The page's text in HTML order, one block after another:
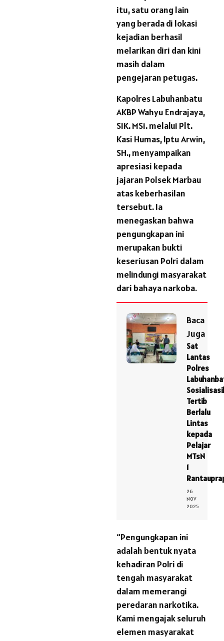
itu, satu orang lain
yang berada di lokasi
kejadian berhasil
melarikan diri dan kini
masih dalam
pengejaran petugas.
Kapolres Labuhanbatu
AKBP Wahyu Endrajaya,
SIK. MSi. melalui Plt.
Kasi Humas, Iptu Arwin,
SH., menyampaikan
apresiasi kepada
jajaran Polsek Marbau
atas keberhasilan
tersebut. Ia
menegaskan bahwa
pengungkapan ini
merupakan bukti
keseriusan Polri dalam
melindungi masyarakat
dari bahaya narkoba.
Baca
Juga
Sat
Lantas
Polres
Tertib
Berlalu
Lintas
kepada
Pelajar
MTsN
1
26
NOV
2025
“Pengungkapan ini
adalah bentuk nyata
kehadiran Polri di
tengah masyarakat
dalam memerangi
peredaran narkotika.
Kami mengajak seluruh
elemen masyarakat